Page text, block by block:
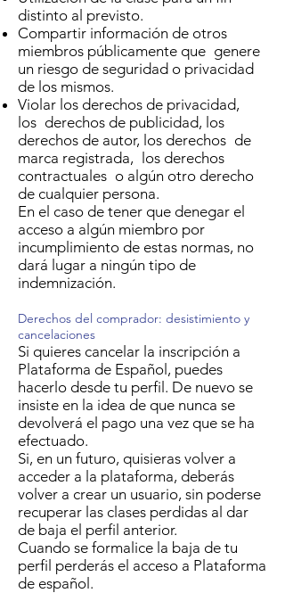
distinto al previsto.
Compartir información de otros
miembros públicamente que genere
un riesgo de seguridad o privacidad
de los mismos.
Violar los derechos de privacidad,
los derechos de publicidad, los
derechos de autor, los derechos de
marca registrada, los derechos
contractuales o algún otro derecho
de cualquier persona.
En el caso de tener que denegar el
acceso a algún miembro por
incumplimiento de estas normas, no
dará lugar a ningún tipo de
indemnización.
Derechos del comprador: desistimiento y
cancelaciones
Si quieres cancelar la inscripción a
Plataforma de Español, puedes
hacerlo desde tu perfil. De nuevo se
insiste en la idea de que nunca se
devolverá el pago una vez que se ha
efectuado.
Si, en un futuro, quisieras volver a
acceder a la plataforma, deberás
volver a crear un usuario, sin poderse
recuperar las clases perdidas al dar
de baja el perfil anterior.
Cuando se formalice la baja de tu
perfil perderás el acceso a Plataforma
de español.